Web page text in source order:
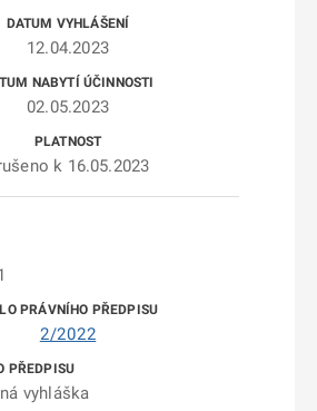
12.04.2023
02.05.2023
k 16.05.2023
2/2022
vyhláška